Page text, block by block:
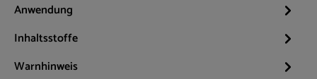
Anwendung
Inhaltsstoffe
Warnhinweis